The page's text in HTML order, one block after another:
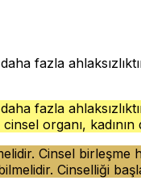
daha fazla
daha fazla
organı, kadının
Cinsel
Cinselliği